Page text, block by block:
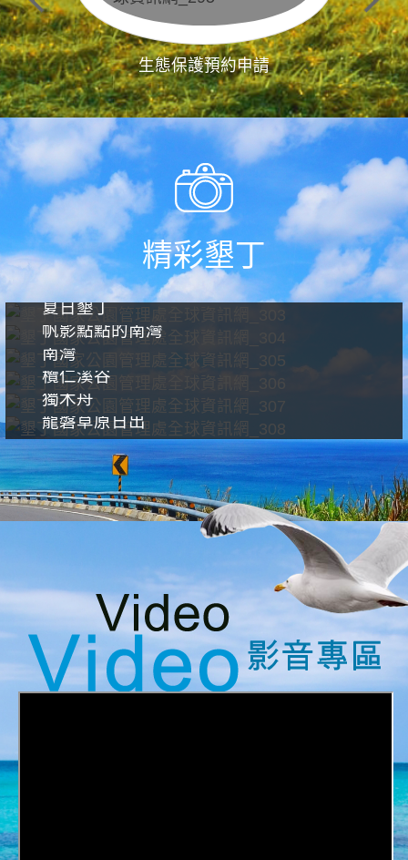
生態保護預約申請
精彩墾丁
夏日墾丁
帆影點點的南灣
南灣
欖仁溪谷
獨木舟
龍磐草原日出